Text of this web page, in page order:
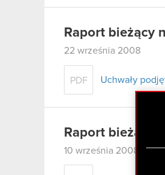
Raport bieżący
22 września 2008
PDF Uchwały
Raport bieżący
10 września 2008